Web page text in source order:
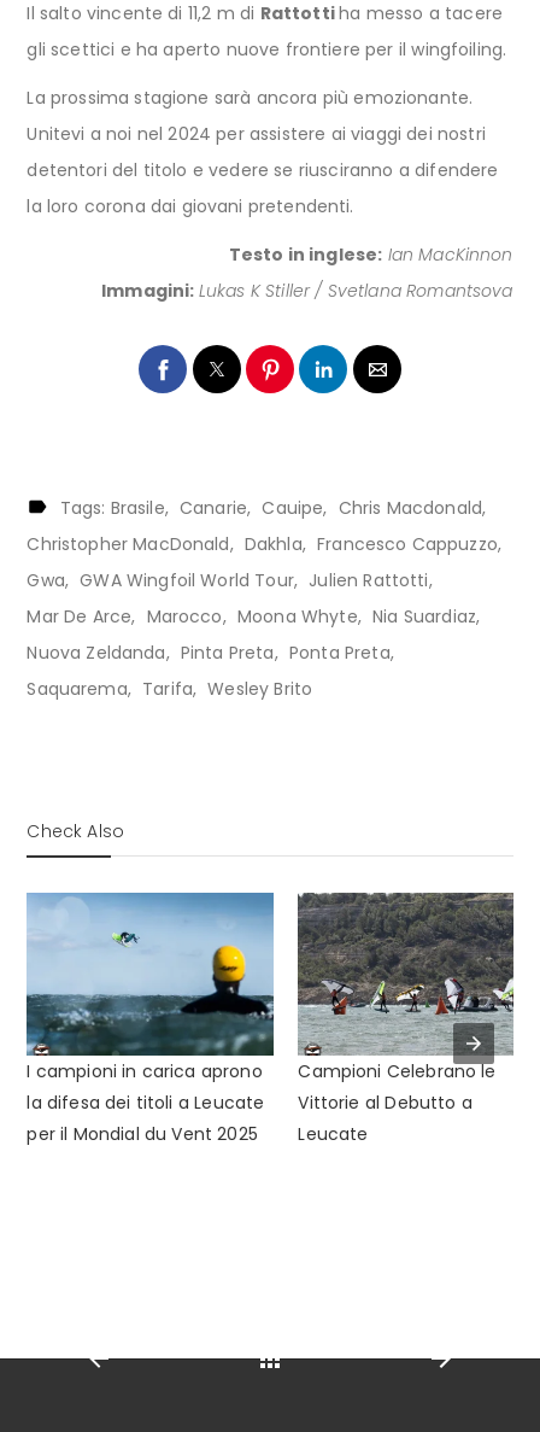
Il salto vincente di 11,2 m di Rattottiha messo a tacere
gli scettici e ha aperto nuove frontiere per il wingfoiling.
La prossima stagione sarà ancora più emozionante.
Unitevi a noi nel 2024 per assistere ai viaggi dei nostri
detentori del titolo e vedere se riusciranno a difendere
la loro corona dai giovani pretendenti.
Testo in inglese: Ian MacKinnon
Immagini: Lukas K Stiller / Svetlana Romantsova
Tags: Brasile Canarie Cauipe
Chris Macdonald
Christopher MacDonald
Dakhla
Francesco Cappuzzo
Gwa
GWA Wingfoil World Tour
Julien Rattotti
Mar De Arce
Marocco Moona Whyte
Nia Suardiaz
Nuova Zeldanda
Pinta Preta
Ponta Preta
Saquarema
Tarifa Wesley Brito
Check Also
I campioni in carica aprono
la difesa dei titoli a Leucate
per il Mondial du Vent 2025
Campioni Celebrano le
Vittorie al Debutto a
Leucate